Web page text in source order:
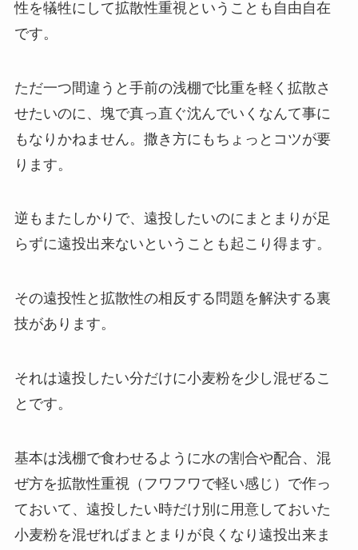
性を犠牲にして拡散性重視ということも自由自在
です。
ただ一つ間違うと手前の浅棚で比重を軽く拡散さ
せたいのに、塊で真っ直ぐ沈んでいくなんて事に
もなりかねません。撒き方にもちょっとコツが要
ります。
逆もまたしかりで、遠投したいのにまとまりが足
らずに遠投出来ないということも起こり得ます。
その遠投性と拡散性の相反する問題を解決する裏
技があります。
それは遠投したい分だけに小麦粉を少し混ぜるこ
とです。
基本は浅棚で食わせるように水の割合や配合、混
ぜ方を拡散性重視（フワフワで軽い感じ）で作っ
ておいて、遠投したい時だけ別に用意しておいた
小麦粉を混ぜればまとまりが良くなり遠投出来ま